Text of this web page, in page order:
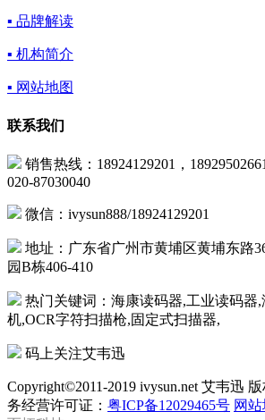
▪ 品牌解读
▪ 机构简介
▪ 网站地图
联系我们
销售热线：18924129201，
020-87030040
微信：ivysun888/18924129201
地址：广东省广州市黄埔区黄埔东路
园B栋406-410
热门关键词：海康读码器,工业读码器
机,OCR字符扫描枪,固定式扫描器,
码上关注艾韦迅
Copyright©2011-2019 ivysun.net 艾韦迅
务经营许可证： 粤ICP备12029465号 网